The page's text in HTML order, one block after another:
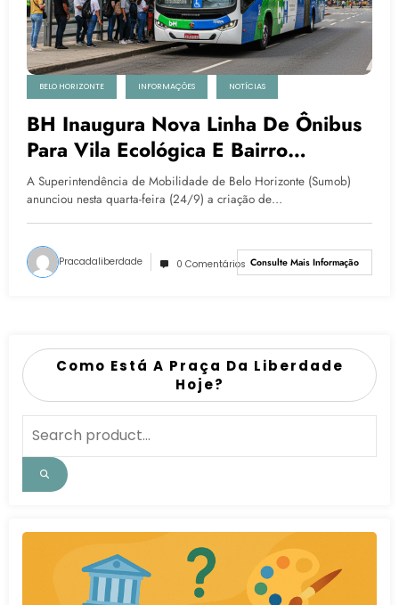
BELO HORIZONTE INFORMAÇÕES NOTÍCIAS
BH Inaugura Nova Linha De Ônibus
Para Vila Ecológica E Bairro
Independência
A Superintendência de Mobilidade de Belo Horizonte (Sumob)
anunciou nesta quarta-feira (24/9) a criação de…
Pracadaliberdade 0 Comentários Consulte Mais Informação
Como Está A Praça Da Liberdade
Hoje?